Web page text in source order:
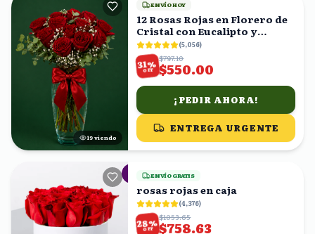
18 viendo
ENVÍO HOY
12 Rosas Rojas en Florero de
Cristal con Eucalipto y
Gypsophila
(5,056)
31%
OFF
$797.10
$550.00
¡PEDIR AHORA!
ENTREGA URGENTE
ENVÍO GRATIS
rosas rojas en caja
(4,376)
28%
OFF
$1053.65
$758.63